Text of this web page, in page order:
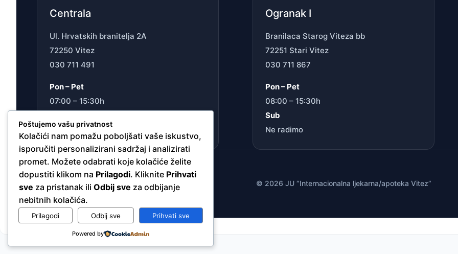
Centrala
Ul. Hrvatskih branitelja 2A
72250 Vitez
030 711 491
Pon – Pet
07:00 – 15:30h
Ne radimo
Ogranak I
Branilaca Starog Viteza bb
72251 Stari Vitez
030 711 867
Pon – Pet
08:00 – 15:30h
Sub
Ne radimo
© 2026 JU “Internacionalna ljekarna/apoteka Vitez”
Poštujemo vašu privatnost
Kolačići nam pomažu poboljšati vaše iskustvo,
isporučiti personalizirani sadržaj i analizirati
promet. Možete odabrati koje kolačiće želite
dopustiti klikom na Prilagodi. Kliknite Prihvati
sve za pristanak ili Odbij sve za odbijanje
nebitnih kolačića.
Prilagodi Odbij sve Prihvati sve
Powered by